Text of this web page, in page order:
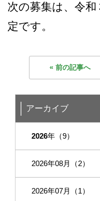
次の募集は、令
定です。
« 前の記事へ
アーカイブ
2026年（9）
2026年08月（2）
2026年07月（1）